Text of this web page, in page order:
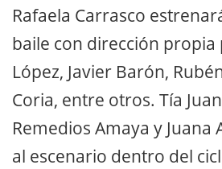
Rafaela Carrasco
baile con dirección propia
López, Javier Barón,
Coria, entre otros. Tía
Remedios Amaya y Juana
al escenario dentro del